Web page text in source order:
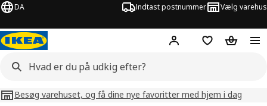
DA Indtast postnummer Vælg varehus
Hej! Log ind her
Huskeliste
Kurv
Besøg varehuset, og få dine nye favoritter med hjem i dag